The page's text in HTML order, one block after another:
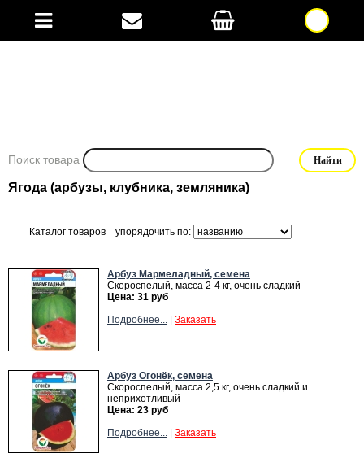
Поиск товара
Ягода (арбузы, клубника, земляника)
Каталог товаров упорядочить по:
Арбуз Мармеладный, семена
Скороспелый, масса 2-4 кг, очень сладкий
Цена: 31 руб
Подробнее...
Заказать
Арбуз Огонёк, семена
Скороспелый, масса 2,5 кг, очень сладкий и
неприхотливый
Цена: 23 руб
Подробнее...
Заказать